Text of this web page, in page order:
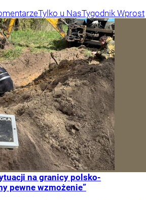
Tylko u NasTygodnik Wprost
na granicy polsko-
pewne wzmożenie”